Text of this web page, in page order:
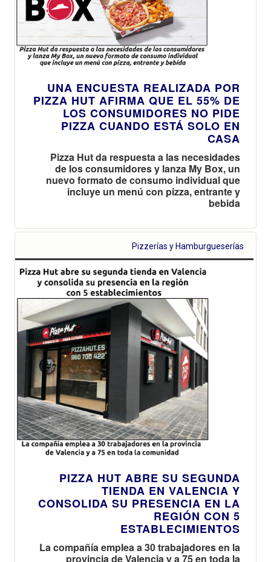
UNA ENCUESTA REALIZADA POR
PIZZA HUT AFIRMA QUE EL 55% DE
LOS CONSUMIDORES NO PIDE
PIZZA CUANDO ESTÁ SOLO EN
CASA
Pizza Hut da respuesta a las necesidades
de los consumidores y lanza My Box, un
nuevo formato de consumo individual que
incluye un menú con pizza, entrante y
bebida
Pizzerías y Hamburgueserías
PIZZA HUT ABRE SU SEGUNDA
TIENDA EN VALENCIA Y
CONSOLIDA SU PRESENCIA EN LA
REGIÓN CON 5
ESTABLECIMIENTOS
La compañía emplea a 30 trabajadores en la
provincia de Valencia y a 75 en toda la